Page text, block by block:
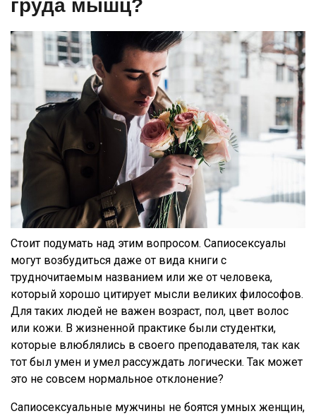
груда мышц?
Стоит подумать над этим вопросом. Сапиосексуалы
могут возбудиться даже от вида книги с
трудночитаемым названием или же от человека,
который хорошо цитирует мысли великих философов.
Для таких людей не важен возраст, пол, цвет волос
или кожи. В жизненной практике были студентки,
которые влюблялись в своего преподавателя, так как
тот был умен и умел рассуждать логически. Так может
это не совсем нормальное отклонение?
Сапиосексуальные мужчины не боятся умных женщин,